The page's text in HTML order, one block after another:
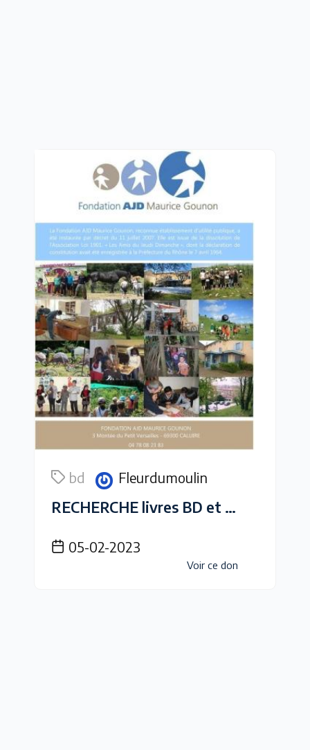
bd Fleurdumoulin
RECHERCHE livres BD et jeux de société
05-02-2023
Voir ce don